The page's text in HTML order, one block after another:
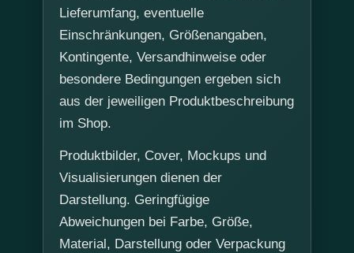
Lieferumfang, eventuelle
Einschränkungen, Größenangaben,
Kontingente, Versandhinweise oder
besondere Bedingungen ergeben sich
aus der jeweiligen Produktbeschreibung
im Shop.
Produktbilder, Cover, Mockups und
Visualisierungen dienen der
Darstellung. Geringfügige
Abweichungen bei Farbe, Größe,
Material, Darstellung oder Verpackung